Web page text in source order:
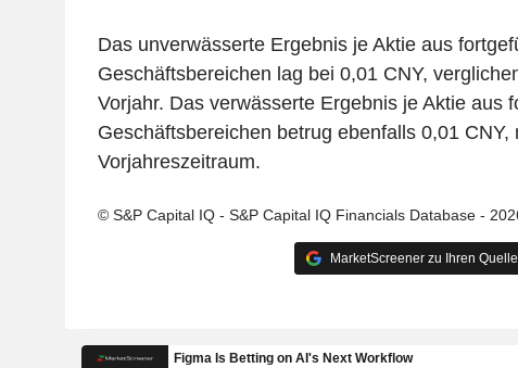
Das unverwässerte Ergebnis je Aktie aus
Geschäftsbereichen lag bei 0,01 CNY,
Vorjahr. Das verwässerte Ergebnis je Aktie aus
Geschäftsbereichen betrug ebenfalls 0,01 CNY,
Vorjahreszeitraum.
© S&P Capital IQ - S&P Capital IQ Financials Database -
MarketScreener zu Ihren